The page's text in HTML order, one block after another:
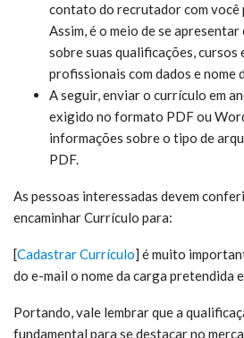
contato do recrutador com você
Assim, é o meio de se
sobre suas qualificações, cursos
profissionais com dados e nome
A seguir, enviar o currículo em
exigido no formato PDF ou
informações sobre o tipo de
PDF.
As pessoas interessadas devem
encaminhar Currículo para:
[Cadastrar Currículo] é muito
do e-mail o nome da carga pretendida
Portando, vale lembrar que a
fundamental para se destacar no